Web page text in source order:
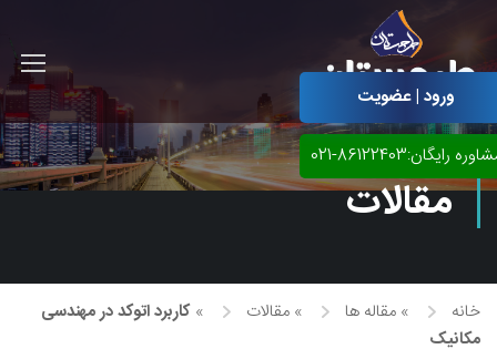
ورود | عضویت
رایگان:86122403-021
مقالات
خانه » مقاله ها » مقالات » کاربرد اتوکد در مهندسی
مکانیک